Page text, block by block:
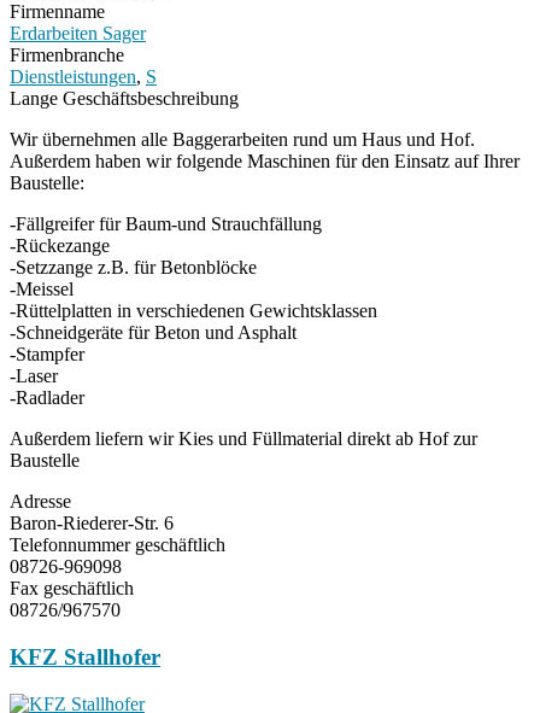
Firmenname
Erdarbeiten Sager
Firmenbranche
Dienstleistungen, S
Lange Geschäftsbeschreibung
Wir übernehmen alle Baggerarbeiten rund um Haus und Hof.
Außerdem haben wir folgende Maschinen für den Einsatz auf Ihrer
Baustelle:
-Fällgreifer für Baum-und Strauchfällung
-Rückezange
-Setzzange z.B. für Betonblöcke
-Meissel
-Rüttelplatten in verschiedenen Gewichtsklassen
-Schneidgeräte für Beton und Asphalt
-Stampfer
-Laser
-Radlader
Außerdem liefern wir Kies und Füllmaterial direkt ab Hof zur
Baustelle
Adresse
Baron-Riederer-Str. 6
Telefonnummer geschäftlich
08726-969098
Fax geschäftlich
08726/967570
KFZ Stallhofer